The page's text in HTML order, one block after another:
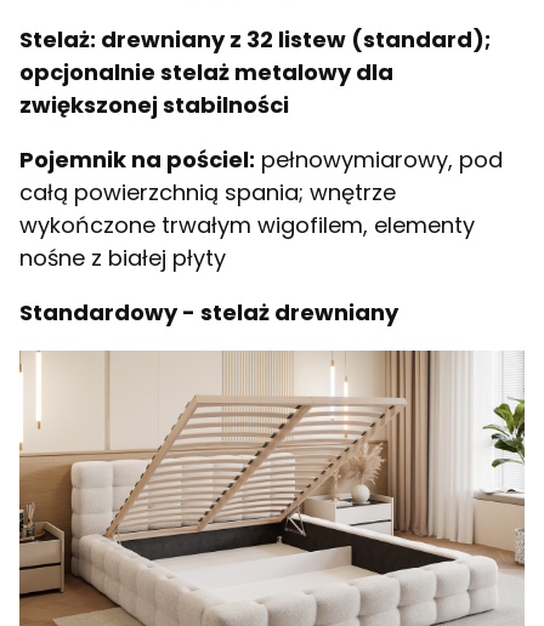
Stelaż: drewniany z 32 listew (standard);
opcjonalnie stelaż metalowy dla
zwiększonej stabilności
Pojemnik na pościel: pełnowymiarowy, pod
całą powierzchnią spania; wnętrze
wykończone trwałym wigofilem, elementy
nośne z białej płyty
Standardowy - stelaż drewniany